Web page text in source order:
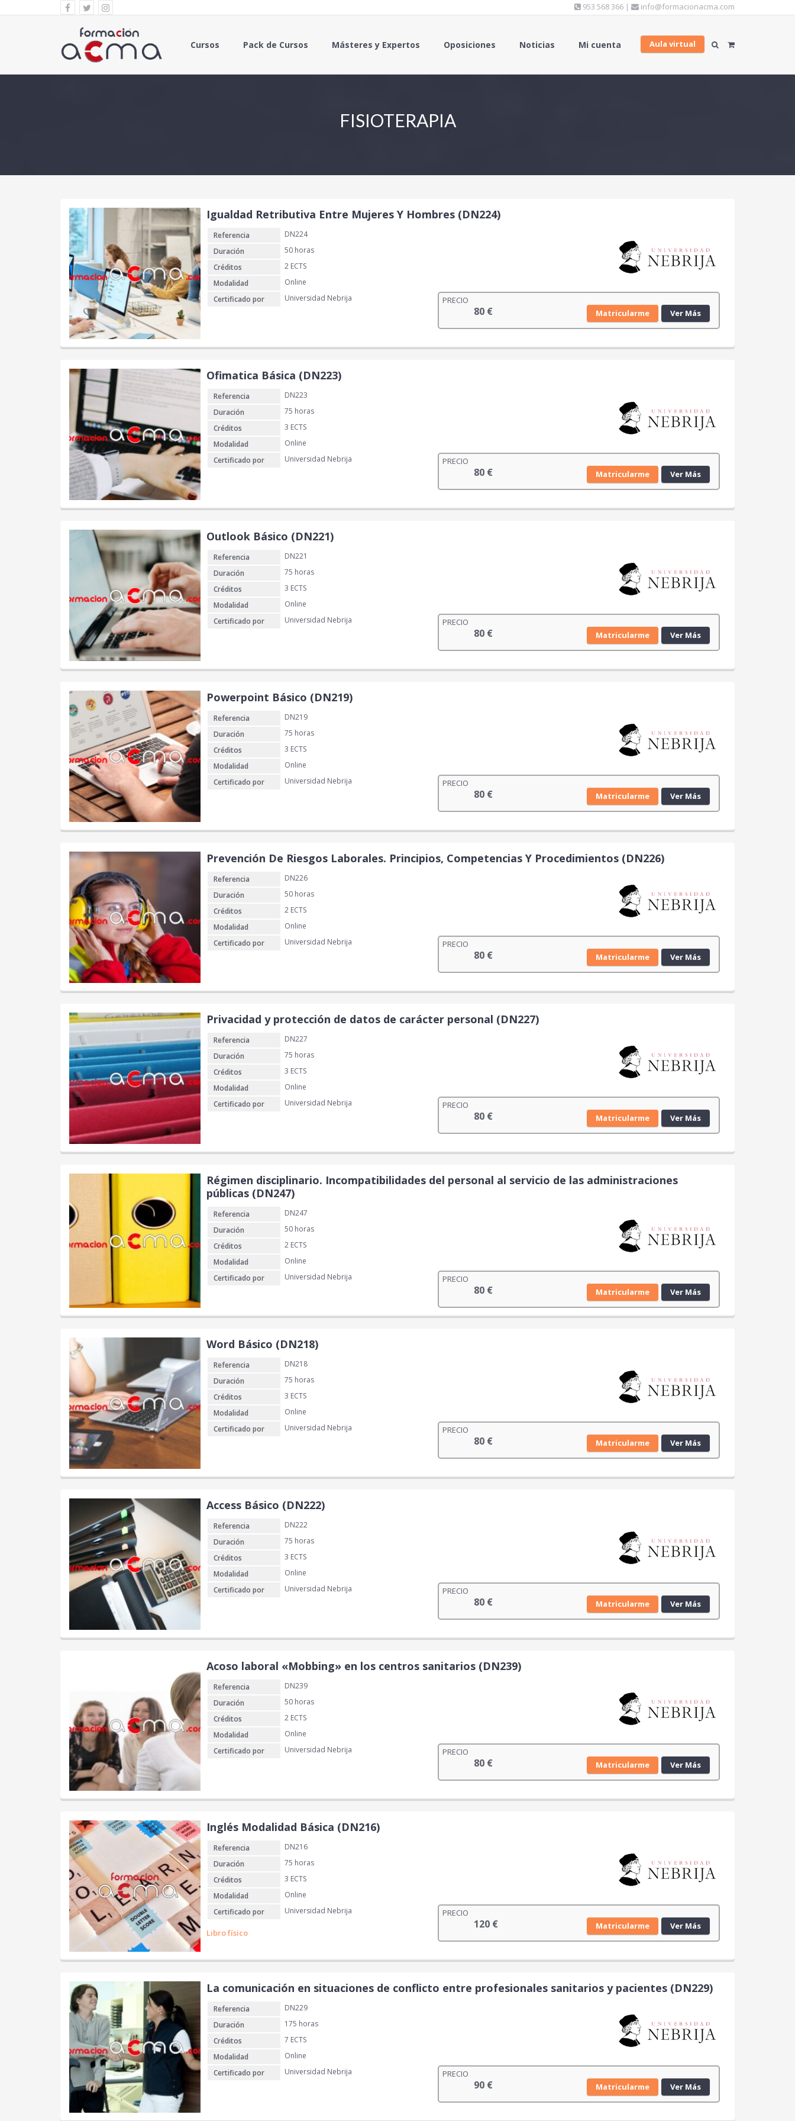
953 568 366 | info@formacionacma.com
Cursos Pack de Cursos Másteres y Expertos Oposiciones Noticias Mi cuenta Aula virtual
FISIOTERAPIA
Igualdad Retributiva Entre Mujeres Y Hombres (DN224)
Referencia
DN224
Duración
50 horas
Créditos
2 ECTS
Modalidad
Online
Certificado por
Universidad Nebrija PRECIO
80 € Matricularme Ver Más
Ofimatica Básica (DN223)
Referencia
DN223
Duración
75 horas
Créditos
3 ECTS
Modalidad
Online
Certificado por
Universidad Nebrija PRECIO
80 € Matricularme Ver Más
Outlook Básico (DN221)
Referencia
DN221
Duración
75 horas
Créditos
3 ECTS
Modalidad
Online
Certificado por
Universidad Nebrija PRECIO
80 € Matricularme Ver Más
Powerpoint Básico (DN219)
Referencia
DN219
Duración
75 horas
Créditos
3 ECTS
Modalidad
Online
Certificado por
Universidad Nebrija PRECIO
80 € Matricularme Ver Más
Prevención De Riesgos Laborales. Principios, Competencias Y Procedimientos (DN226)
Referencia
DN226
Duración
50 horas
Créditos
2 ECTS
Modalidad
Online
Certificado por
Universidad Nebrija PRECIO
80 € Matricularme Ver Más
Privacidad y protección de datos de carácter personal (DN227)
Referencia
DN227
Duración
75 horas
Créditos
3 ECTS
Modalidad
Online
Certificado por
Universidad Nebrija PRECIO
80 € Matricularme Ver Más
Régimen disciplinario. Incompatibilidades del personal al servicio de las administraciones
públicas (DN247)
Referencia
DN247
Duración
50 horas
Créditos
2 ECTS
Modalidad
Online
Certificado por
Universidad Nebrija PRECIO
80 € Matricularme Ver Más
Word Básico (DN218)
Referencia
DN218
Duración
75 horas
Créditos
3 ECTS
Modalidad
Online
Certificado por
Universidad Nebrija PRECIO
80 € Matricularme Ver Más
Access Básico (DN222)
Referencia
DN222
Duración
75 horas
Créditos
3 ECTS
Modalidad
Online
Certificado por
Universidad Nebrija PRECIO
80 € Matricularme Ver Más
Acoso laboral «Mobbing» en los centros sanitarios (DN239)
Referencia
DN239
Duración
50 horas
Créditos
2 ECTS
Modalidad
Online
Certificado por
Universidad Nebrija PRECIO
80 € Matricularme Ver Más
Inglés Modalidad Básica (DN216)
Referencia
DN216
Duración
75 horas
Créditos
3 ECTS
Modalidad
Online
Certificado por
Universidad Nebrija
Libro físico
PRECIO
120 € Matricularme Ver Más
La comunicación en situaciones de conflicto entre profesionales sanitarios y pacientes (DN229)
Referencia
DN229
Duración
175 horas
Créditos
7 ECTS
Modalidad
Online
Certificado por
Universidad Nebrija PRECIO
90 € Matricularme Ver Más